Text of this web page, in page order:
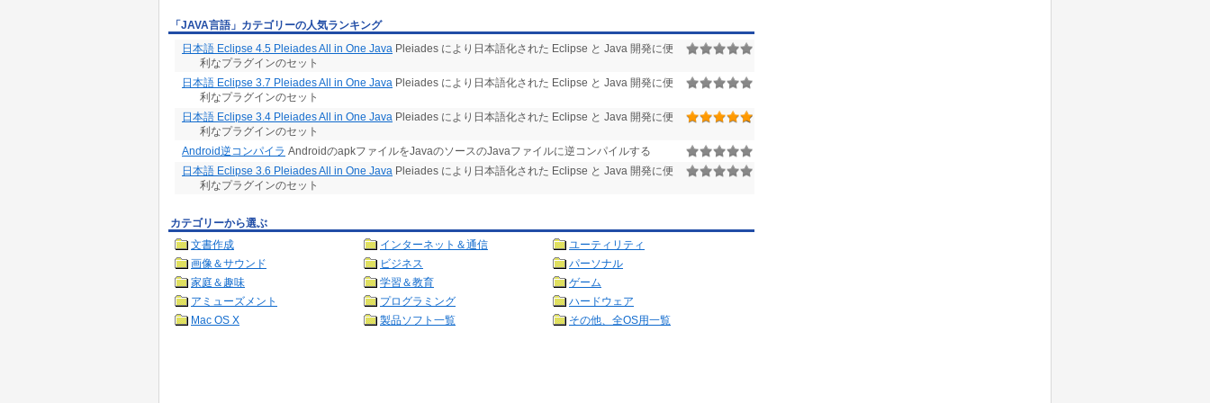
「JAVA言語」カテゴリーの人気ランキング
日本語 Eclipse 4.5 Pleiades All in One Java Pleiades により日本語化された Eclipse と Java 開発に便
利なプラグインのセット
日本語 Eclipse 3.7 Pleiades All in One Java Pleiades により日本語化された Eclipse と Java 開発に便
利なプラグインのセット
日本語 Eclipse 3.4 Pleiades All in One Java Pleiades により日本語化された Eclipse と Java 開発に便
利なプラグインのセット
Android逆コンパイラ AndroidのapkファイルをJavaのソースのJavaファイルに逆コンパイルする
日本語 Eclipse 3.6 Pleiades All in One Java Pleiades により日本語化された Eclipse と Java 開発に便
利なプラグインのセット
カテゴリーから選ぶ
文書作成
インターネット＆通信
ユーティリティ
画像＆サウンド
ビジネス
パーソナル
家庭＆趣味
学習＆教育
ゲーム
アミューズメント
プログラミング
ハードウェア
Mac OS X
製品ソフト一覧 その他、全OS用一覧